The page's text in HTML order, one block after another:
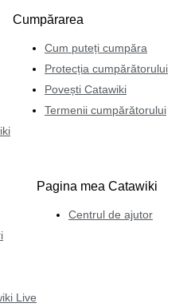
Cumpărarea
Cum puteți cumpăra
Protecția cumpărătorului
Povești Catawiki
Termenii cumpărătorului
Live
Pagina mea Catawiki
Centrul de ajutor